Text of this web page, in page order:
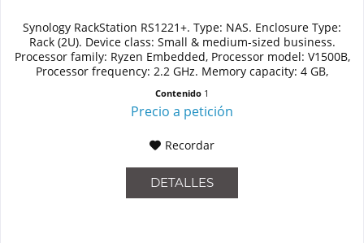
Synology RackStation RS1221+. Type: NAS. Enclosure Type:
Rack (2U). Device class: Small & medium-sized business.
Processor family: Ryzen Embedded, Processor model: V1500B,
Processor frequency: 2.2 GHz. Memory capacity: 4 GB,
Contenido 1
Precio a petición
Recordar
DETALLES